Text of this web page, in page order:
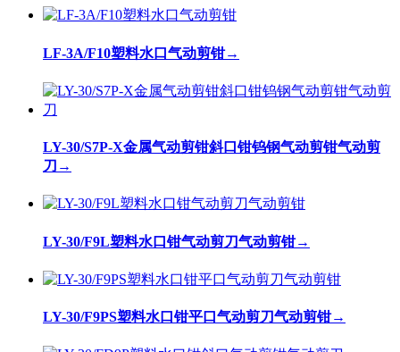
LF-3A/F10塑料水口气动剪钳→
LY-30/S7P-X金属气动剪钳斜口钳钨钢气动剪钳气动剪
刀 →
LY-30/F9L塑料水口钳气动剪刀气动剪钳→
LY-30/F9PS塑料水口钳平口气动剪刀气动剪钳→